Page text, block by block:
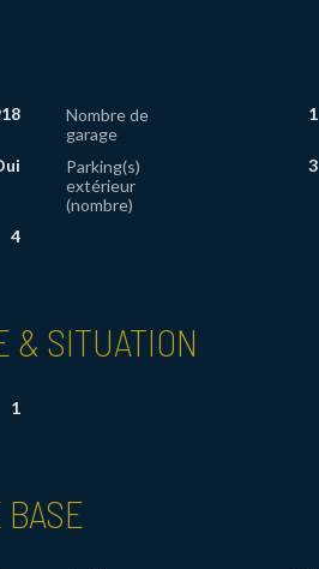
Nombre de
garage
1
Parking(s)
extérieur
(nombre)
3
4
& SITUATION
1